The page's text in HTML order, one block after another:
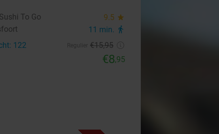
To Go
9.5 star
11 min. directions_walk
122 €15,95
€8,95